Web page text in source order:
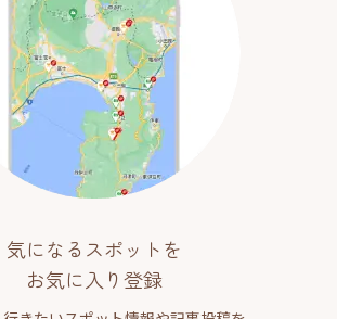
気になるスポットを
お気に入り登録